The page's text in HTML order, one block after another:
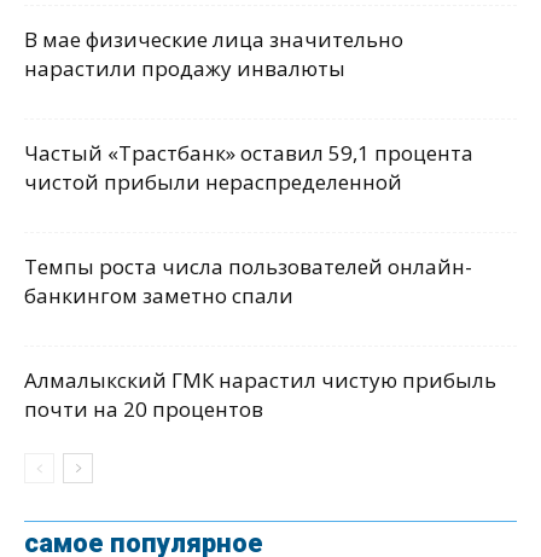
В мае физические лица значительно
нарастили продажу инвалюты
Частый «Трастбанк» оставил 59,1 процента
чистой прибыли нераспределенной
Темпы роста числа пользователей онлайн-
банкингом заметно спали
Алмалыкский ГМК нарастил чистую прибыль
почти на 20 процентов
самое популярное